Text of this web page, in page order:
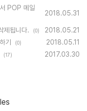
POP 메일
2018.05.31
제됩니다. (0)
2018.05.21
기
(0)
2018.05.11
(17) 2017.03.30